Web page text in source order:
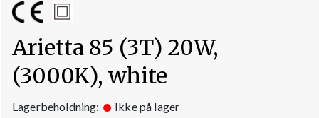
Arietta 85 (3T) 20W,
(3000K), white
Lagerbeholdning: Ikke på lager